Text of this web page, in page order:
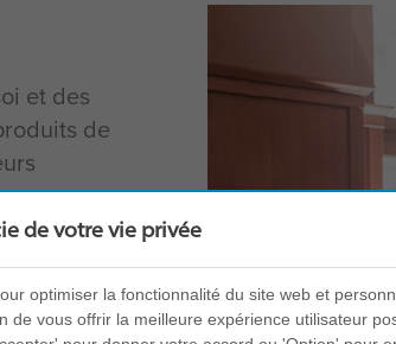
et des
de
et
les
de votre vie privée
optimiser la fonctionnalité du site web et
de vous offrir la meilleure expérience utilisateur